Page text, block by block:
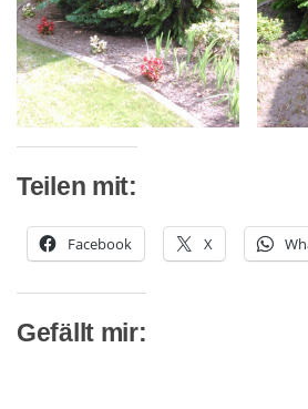
Teilen mit:
Facebook X
Gefällt mir: